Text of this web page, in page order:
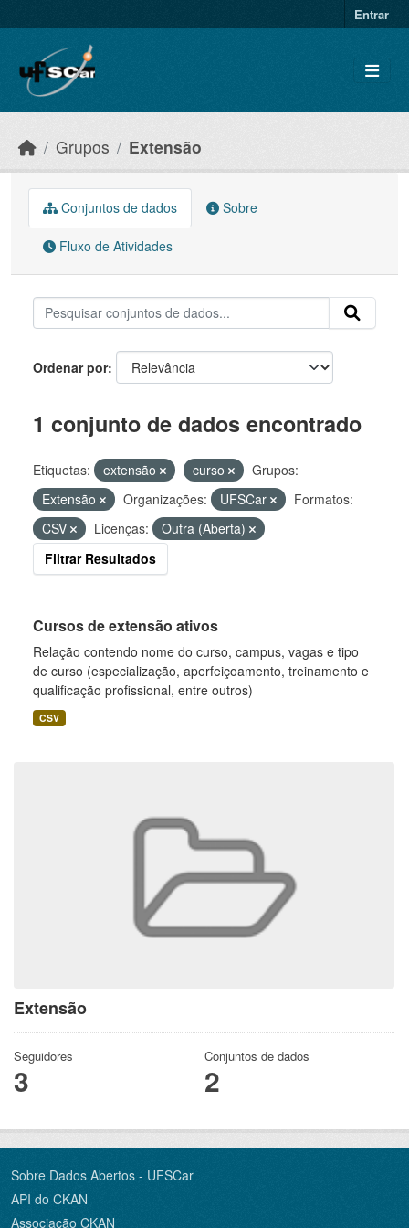
Entrar
Grupos Extensão
Extensão
Seguidores
3
Conjuntos de dados
2
Conjuntos de dados Sobre
Fluxo de Atividades
Ordenar por
1 conjunto de dados encontrado
Etiquetas: extensão curso
Grupos:
Extensão
Organizações: UFSCar
Formatos:
CSV
Licenças:
Outra (Aberta)
Filtrar Resultados
Cursos de extensão ativos
Relação contendo nome do curso, campus, vagas e tipo
de curso (especialização, aperfeiçoamento, treinamento e
qualificação profissional, entre outros)
CSV
Sobre Dados Abertos - UFSCar
API do CKAN
Associação CKAN